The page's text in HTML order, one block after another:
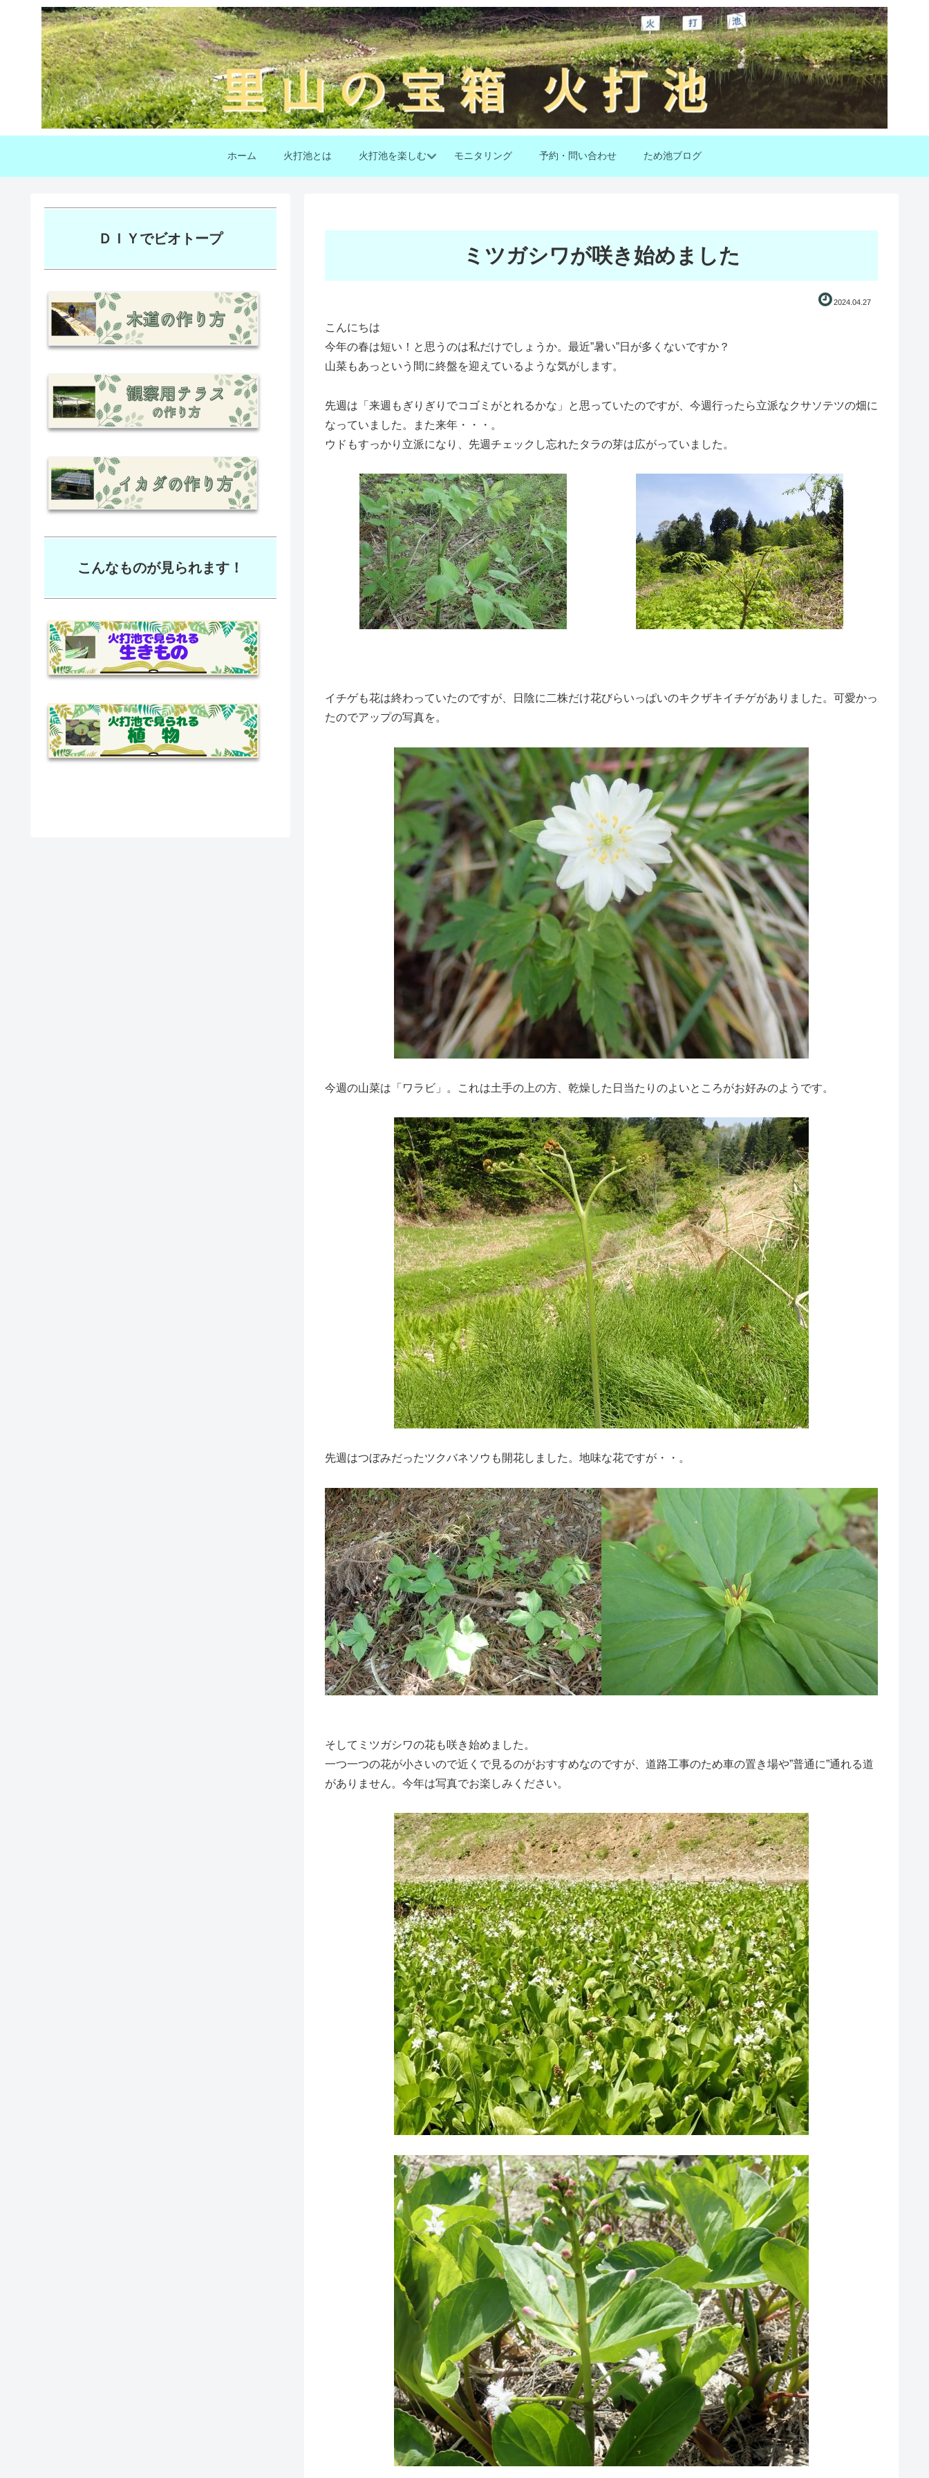
ホーム 火打池とは 火打池を楽しむ モニタリング 予約・問い合わせ ため池ブログ
ミツガシワが咲き始めました
2024.04.27
こんにちは
今年の春は短い！と思うのは私だけでしょうか。最近”暑い”日が多くないですか？
山菜もあっという間に終盤を迎えているような気がします。
先週は「来週もぎりぎりでコゴミがとれるかな」と思っていたのですが、今週行ったら立派なクサソテツの畑に
なっていました。また来年・・・。
ウドもすっかり立派になり、先週チェックし忘れたタラの芽は広がっていました。
イチゲも花は終わっていたのですが、日陰に二株だけ花びらいっぱいのキクザキイチゲがありました。可愛かっ
たのでアップの写真を。
今週の山菜は「ワラビ」。これは土手の上の方、乾燥した日当たりのよいところがお好みのようです。
先週はつぼみだったツクバネソウも開花しました。地味な花ですが・・。
そしてミツガシワの花も咲き始めました。
一つ一つの花が小さいので近くで見るのがおすすめなのですが、道路工事のため車の置き場や”普通に”通れる道
がありません。今年は写真でお楽しみください。
ＤＩＹでビオトープ
こんなものが見られます！